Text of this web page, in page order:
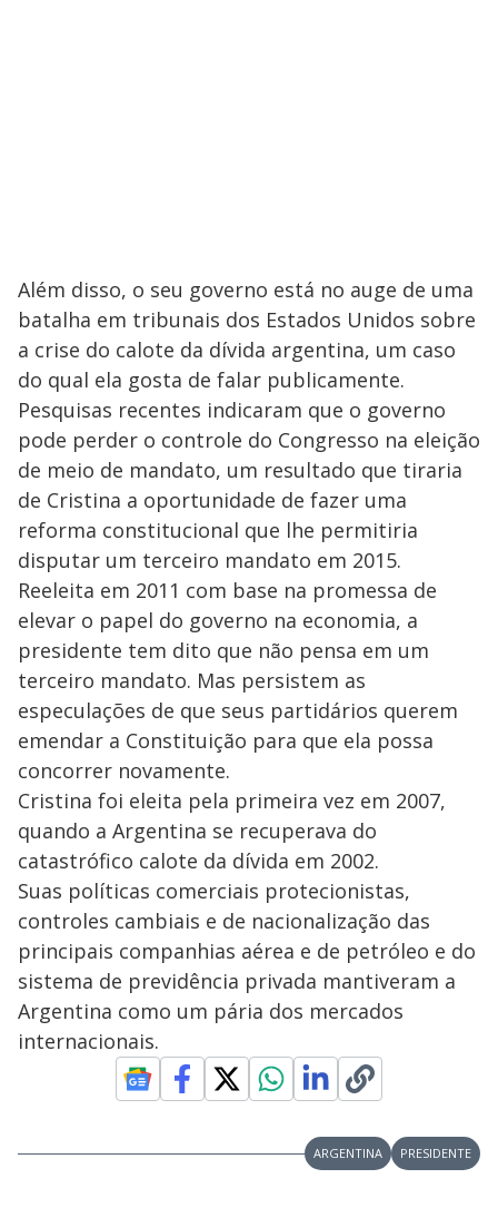
Além disso, o seu governo está no auge de uma
batalha em tribunais dos Estados Unidos sobre
a crise do calote da dívida argentina, um caso
do qual ela gosta de falar publicamente.
Pesquisas recentes indicaram que o governo
pode perder o controle do Congresso na eleição
de meio de mandato, um resultado que tiraria
de Cristina a oportunidade de fazer uma
reforma constitucional que lhe permitiria
disputar um terceiro mandato em 2015.
Reeleita em 2011 com base na promessa de
elevar o papel do governo na economia, a
presidente tem dito que não pensa em um
terceiro mandato. Mas persistem as
especulações de que seus partidários querem
emendar a Constituição para que ela possa
concorrer novamente.
Cristina foi eleita pela primeira vez em 2007,
quando a Argentina se recuperava do
catastrófico calote da dívida em 2002.
Suas políticas comerciais protecionistas,
controles cambiais e de nacionalização das
principais companhias aérea e de petróleo e do
sistema de previdência privada mantiveram a
Argentina como um pária dos mercados
internacionais.
ARGENTINA PRESIDENTE